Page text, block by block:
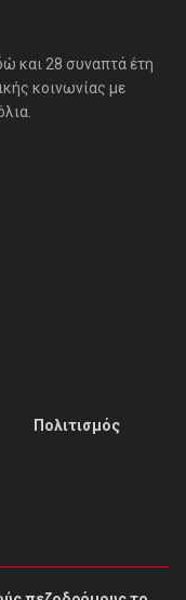
και 28 συναπτά έτη
κοινωνίας με
Πολιτισμός